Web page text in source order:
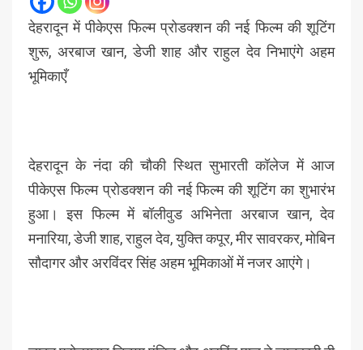
देहरादून में पीकेएस फिल्म प्रोडक्शन की नई फिल्म की शूटिंग
शुरू, अरबाज खान, डेजी शाह और राहुल देव निभाएंगे अहम
भूमिकाएँ
देहरादून के नंदा की चौकी स्थित सुभारती कॉलेज में आज
पीकेएस फिल्म प्रोडक्शन की नई फिल्म की शूटिंग का शुभारंभ
हुआ। इस फिल्म में बॉलीवुड अभिनेता अरबाज खान, देव
मनारिया, डेजी शाह, राहुल देव, युक्ति कपूर, मीर सावरकर, मोबिन
सौदागर और अरविंदर सिंह अहम भूमिकाओं में नजर आएंगे।